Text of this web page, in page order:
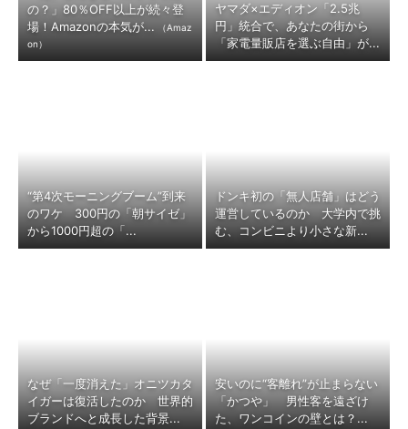
の？」80％OFF以上が続々登
場！Amazonの本気が...
（Amaz
on）
ヤマダ×エディオン「2.5兆
円」統合で、あなたの街から
「家電量販店を選ぶ自由」が...
“第4次モーニングブーム”到来
のワケ 300円の「朝サイゼ」
から1000円超の「...
ドンキ初の「無人店舗」はどう
運営しているのか 大学内で挑
む、コンビニより小さな新...
なぜ「一度消えた」オニツカタ
イガーは復活したのか 世界的
ブランドへと成長した背景...
安いのに“客離れ”が止まらない
「かつや」 男性客を遠ざけ
た、ワンコインの壁とは？...